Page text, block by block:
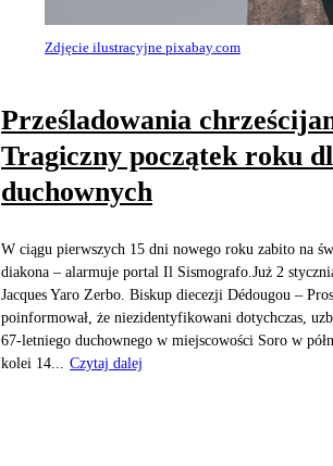
Zdjęcie ilustracyjne pixabay.com
Prześladowania
Tragiczny początek roku
duchownych
W ciągu pierwszych 15 dni nowego roku zabito na
diakona – alarmuje portal Il Sismografo.Już 2
Jacques Yaro Zerbo. Biskup diecezji Dédougou –
poinformował, że niezidentyfikowani dotychczas,
67-letniego duchownego w miejscowości Soro w
kolei 14...
Czytaj dalej